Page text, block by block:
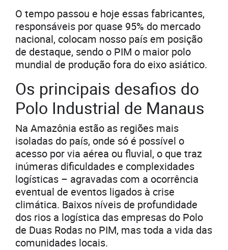
O tempo passou e hoje essas fabricantes,
responsáveis por quase 95% do mercado
nacional, colocam nosso país em posição
de destaque, sendo o PIM o maior polo
mundial de produção fora do eixo asiático.
Os principais desafios do
Polo Industrial de Manaus
Na Amazônia estão as regiões mais
isoladas do país, onde só é possível o
acesso por via aérea ou fluvial, o que traz
inúmeras dificuldades e complexidades
logísticas – agravadas com a ocorrência
eventual de eventos ligados à crise
climática. Baixos níveis de profundidade
dos rios a logística das empresas do Polo
de Duas Rodas no PIM, mas toda a vida das
comunidades locais.